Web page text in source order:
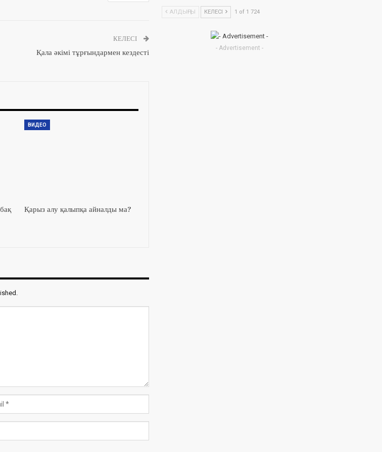
КЕЛЕСІ
Қала әкімі тұрғындармен кездесті
ВИДЕО
Қарыз алу қалыпқа айналды ма?
АЛДЫҢҒЫ КЕЛЕСІ 1 of 1 724
- Advertisement -